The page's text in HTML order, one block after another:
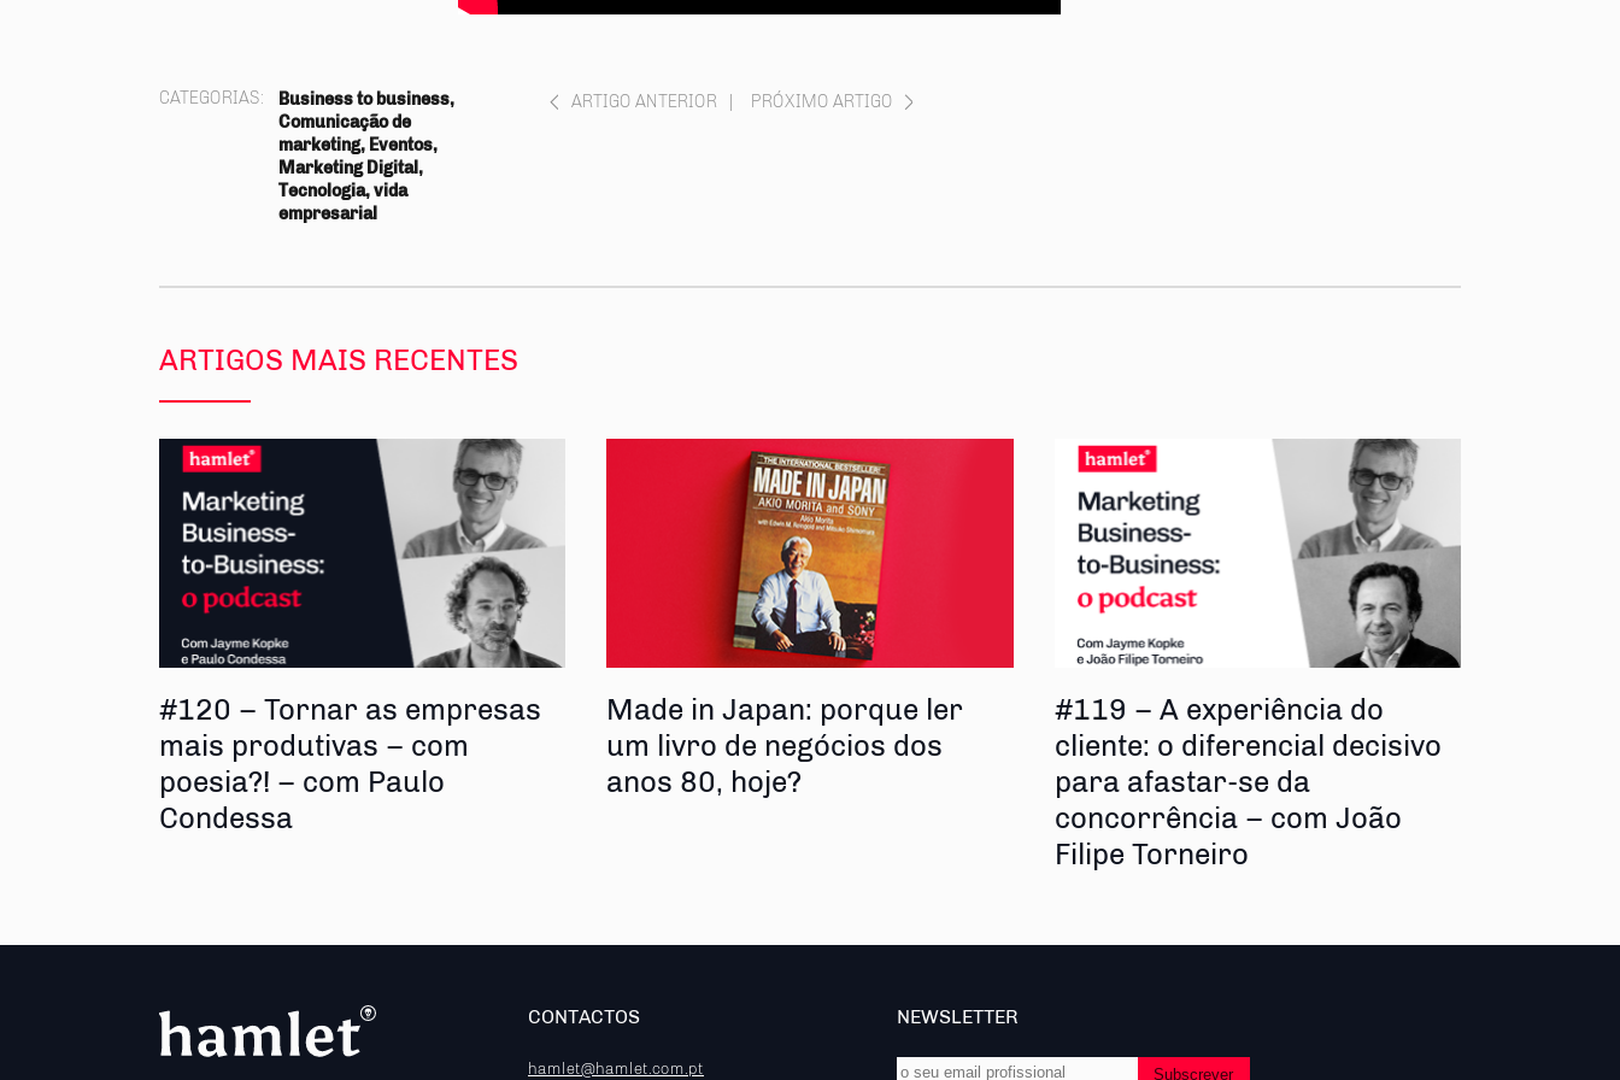
CATEGORIAS:
Business to business,
Comunicação de
marketing, Eventos,
Marketing Digital,
Tecnologia, vida
empresarial
ARTIGO ANTERIOR PRÓXIMO ARTIGO
ARTIGOS MAIS RECENTES
#120 – Tornar as empresas
mais produtivas – com
poesia?! – com Paulo
Condessa
Made in Japan: porque ler
um livro de negócios dos
anos 80, hoje?
#119 – A experiência do
cliente: o diferencial decisivo
para afastar-se da
concorrência – com João
Filipe Torneiro
CONTACTOS
hamlet@hamlet.com.pt
NEWSLETTER